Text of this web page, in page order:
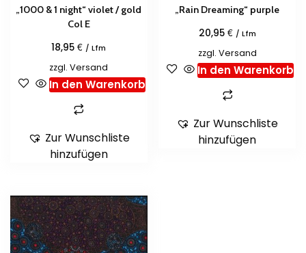
„1000 & 1 night“ violet / gold
Col E
18,95€ / Lfm
zzgl.Versand
In den Warenkorb
Zur Wunschliste
hinzufügen
„Rain Dreaming“ purple
20,95 € / Lfm
zzgl. Versand
In den Warenkorb
Zur Wunschliste
hinzufügen